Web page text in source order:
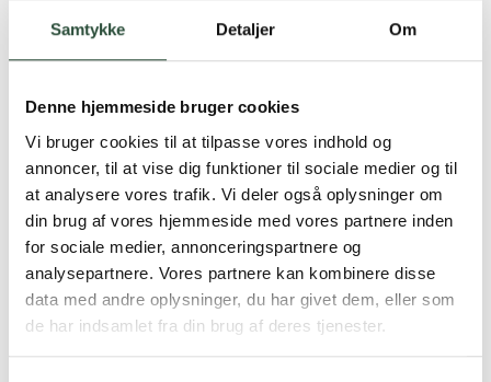
Samtykke Detaljer Om
Denne hjemmeside bruger cookies
Vi bruger cookies til at tilpasse vores indhold og
annoncer, til at vise dig funktioner til sociale medier og til
at analysere vores trafik. Vi deler også oplysninger om
din brug af vores hjemmeside med vores partnere inden
for sociale medier, annonceringspartnere og
analysepartnere. Vores partnere kan kombinere disse
data med andre oplysninger, du har givet dem, eller som
de har indsamlet fra din brug af deres tjenester.
Hurtig levering (30 min. i Kbh)
Faste lave priser*
*Gælder ikke ernæringsprodukter.
Stort udvalg af kendte
produkter
Vi tilbyder et stort udvalg af kendte
cremer, vitaminer og andre spændende
produkter – altid til fast lav pris.
Læs mere om Uglecare.dk her